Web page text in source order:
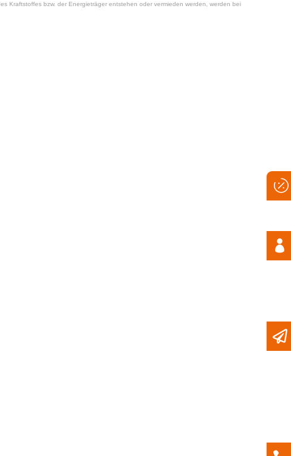
Kraftstoffes bzw. der Energieträger entstehen oder vermieden werden, werden bei


